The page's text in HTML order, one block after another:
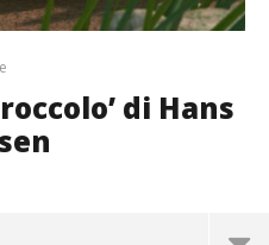
di Hans